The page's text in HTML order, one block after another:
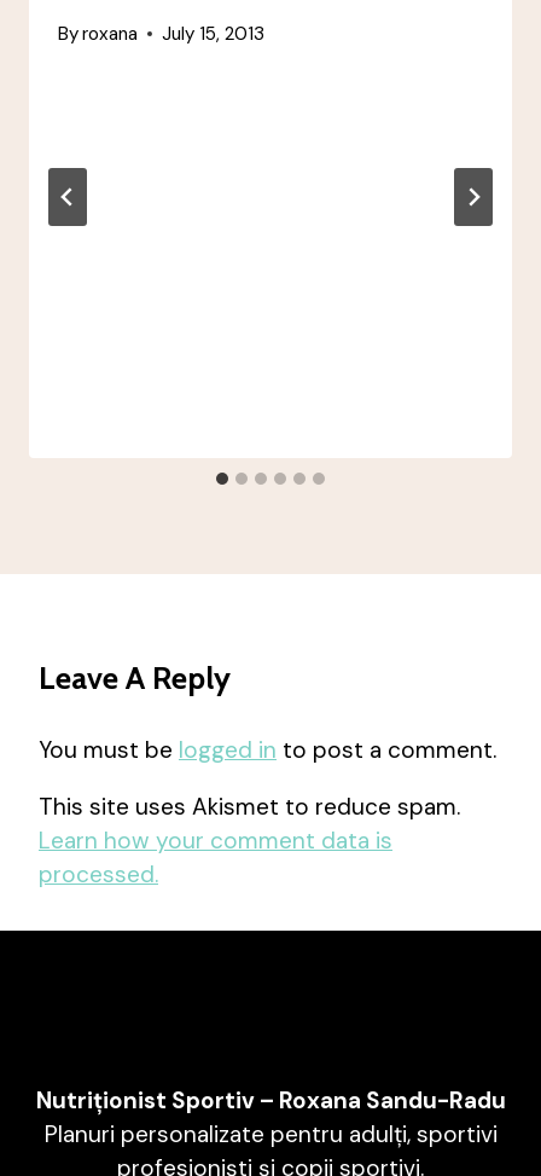
Byroxana July 15, 2013
Leave A Reply
You must be logged in to post a comment.
This site uses Akismet to reduce spam.
Learn how your comment data is
processed.
Nutriționist Sportiv – Roxana Sandu-Radu
Planuri personalizate pentru adulți, sportivi
profesioniști și copii sportivi.